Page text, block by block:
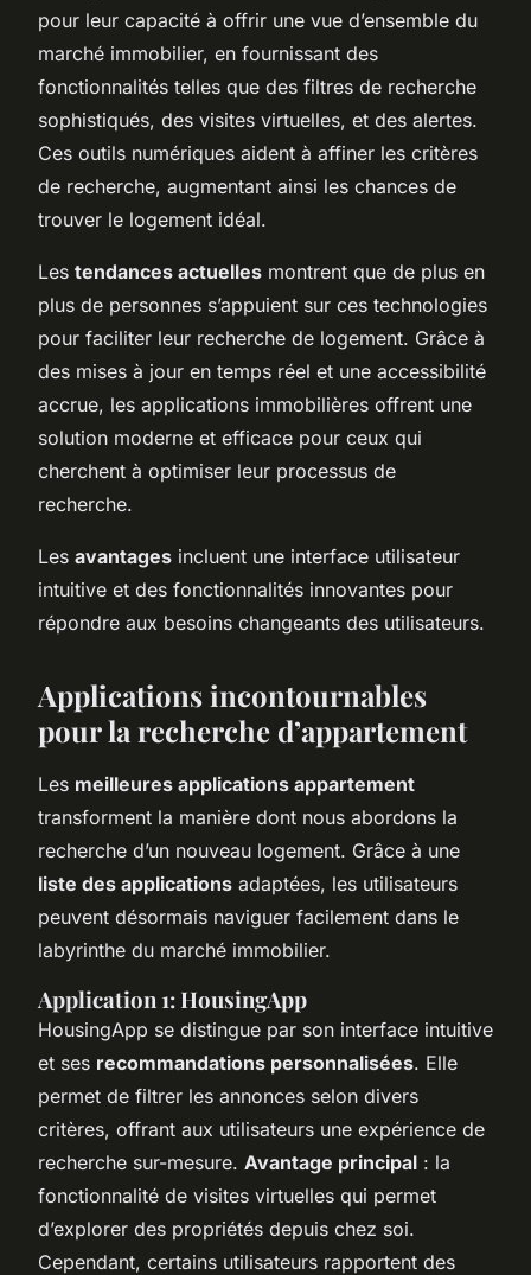
pour leur capacité à offrir une vue d’ensemble du
marché immobilier, en fournissant des
fonctionnalités telles que des filtres de recherche
sophistiqués, des visites virtuelles, et des alertes.
Ces outils numériques aident à affiner les critères
de recherche, augmentant ainsi les chances de
trouver le logement idéal.
Les tendances actuelles montrent que de plus en
plus de personnes s’appuient sur ces technologies
pour faciliter leur recherche de logement. Grâce à
des mises à jour en temps réel et une accessibilité
accrue, les applications immobilières offrent une
solution moderne et efficace pour ceux qui
cherchent à optimiser leur processus de
recherche.
Les avantages incluent une interface utilisateur
intuitive et des fonctionnalités innovantes pour
répondre aux besoins changeants des utilisateurs.
Applications incontournables
pour la recherche d’appartement
Les meilleures applications appartement
transforment la manière dont nous abordons la
recherche d’un nouveau logement. Grâce à une
liste des applications adaptées, les utilisateurs
peuvent désormais naviguer facilement dans le
labyrinthe du marché immobilier.
Application 1: HousingApp
HousingApp se distingue par son interface intuitive
et ses recommandations personnalisées. Elle
permet de filtrer les annonces selon divers
critères, offrant aux utilisateurs une expérience de
recherche sur-mesure. Avantage principal : la
fonctionnalité de visites virtuelles qui permet
d’explorer des propriétés depuis chez soi.
Cependant, certains utilisateurs rapportent des